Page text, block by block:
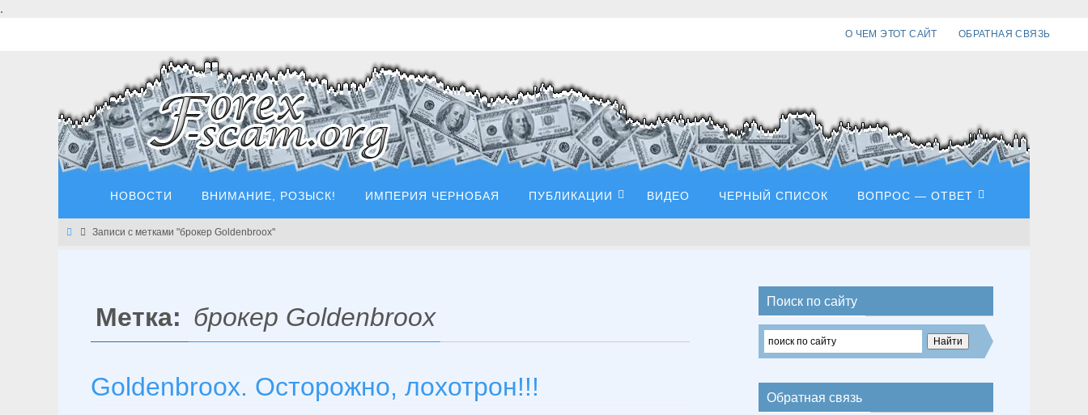
.
О ЧЕМ ЭТОТ САЙТ ОБРАТНАЯ СВЯЗЬ
НОВОСТИ ВНИМАНИЕ, РОЗЫСК! ИМПЕРИЯ ЧЕРНОБАЯ ПУБЛИКАЦИИ ВИДЕО ЧЕРНЫЙ СПИСОК ВОПРОС — ОТВЕТ
Главная
Записи с метками "брокер Goldenbroox"
Метка: брокер Goldenbroox
Goldenbroox. Осторожно, лохотрон!!!
Поиск по сайту
Обратная связь